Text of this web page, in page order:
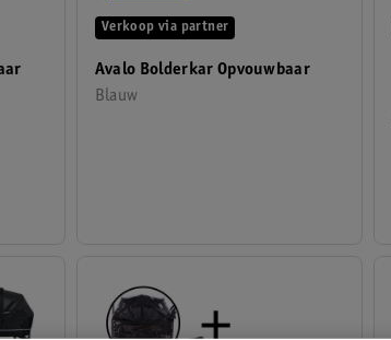
Avalo Bolderkar Opvouwbaar
Blauw
Verkoop via partner